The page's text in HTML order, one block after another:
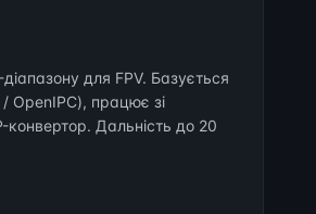
для FPV. Базується
OpenIPC), працює зі
Дальність до 20